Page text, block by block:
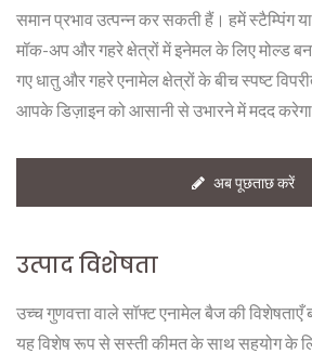
समान प्रभाव उत्पन्न कर सकती हैं। हमें स्टैम्पिंग
मॉक-अप और गहरे क्षेत्रों में इनेमल के लिए मोल्ड
गए धातु और गहरे एनामेल क्षेत्रों के बीच स्पष्ट
आपके डिज़ाइन को आसानी से उभारने में मदद
अब पूछताछ करें
उत्पाद विशेषता
उच्च गुणवत्ता वाले सॉफ्ट एनामेल बैज की
यह विशेष रूप से सस्ती कीमत के साथ सहयोग के